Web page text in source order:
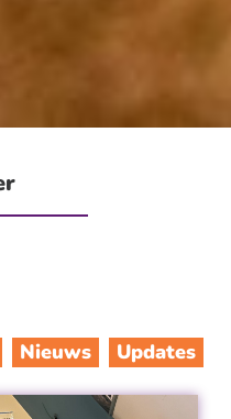
Nieuws Updates